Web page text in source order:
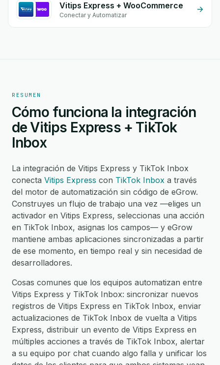
Vitips Express + WooCommerce
Conectar y Automatizar
RESUMEN
Cómo funciona la integración
de Vitips Express + TikTok
Inbox
La integración de Vitips Express y TikTok Inbox
conecta Vitips Express con TikTok Inbox a través
del motor de automatización sin código de eGrow.
Construyes un flujo de trabajo una vez —eliges un
activador en Vitips Express, seleccionas una acción
en TikTok Inbox, asignas los campos— y eGrow
mantiene ambas aplicaciones sincronizadas a partir
de ese momento, en tiempo real y sin necesidad de
desarrolladores.
Cosas comunes que los equipos automatizan entre
Vitips Express y TikTok Inbox: sincronizar nuevos
registros de Vitips Express en TikTok Inbox, enviar
actualizaciones de TikTok Inbox de vuelta a Vitips
Express, distribuir un evento de Vitips Express en
múltiples acciones a través de TikTok Inbox, alertar
a su equipo por chat cuando algo falla y unificar los